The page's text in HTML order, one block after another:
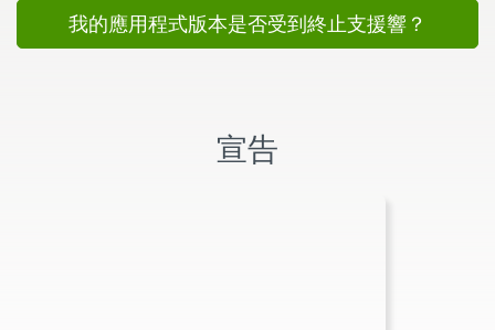
我的應用程式版本是否受到終止支援響？
宣告